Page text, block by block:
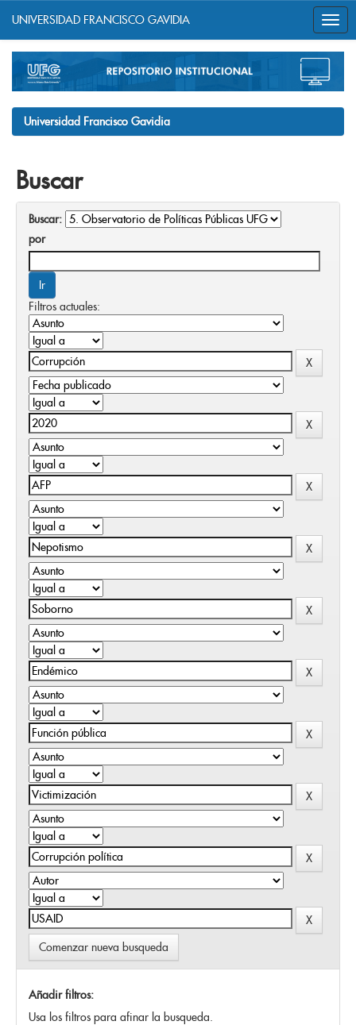
navigation
UNIVERSIDAD FRANCISCO GAVIDIA
Universidad Francisco Gavidia
Buscar
Buscar:
por
Filtros actuales:
Comenzar nueva busqueda
Añadir filtros:
Usa los filtros para afinar la busqueda.